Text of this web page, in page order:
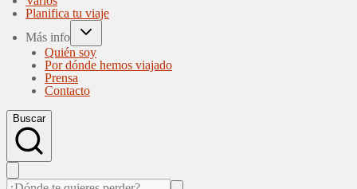
Planifica tu viaje
Más info
Quién soy
Por dónde hemos viajado
Prensa
Contacto
Buscar